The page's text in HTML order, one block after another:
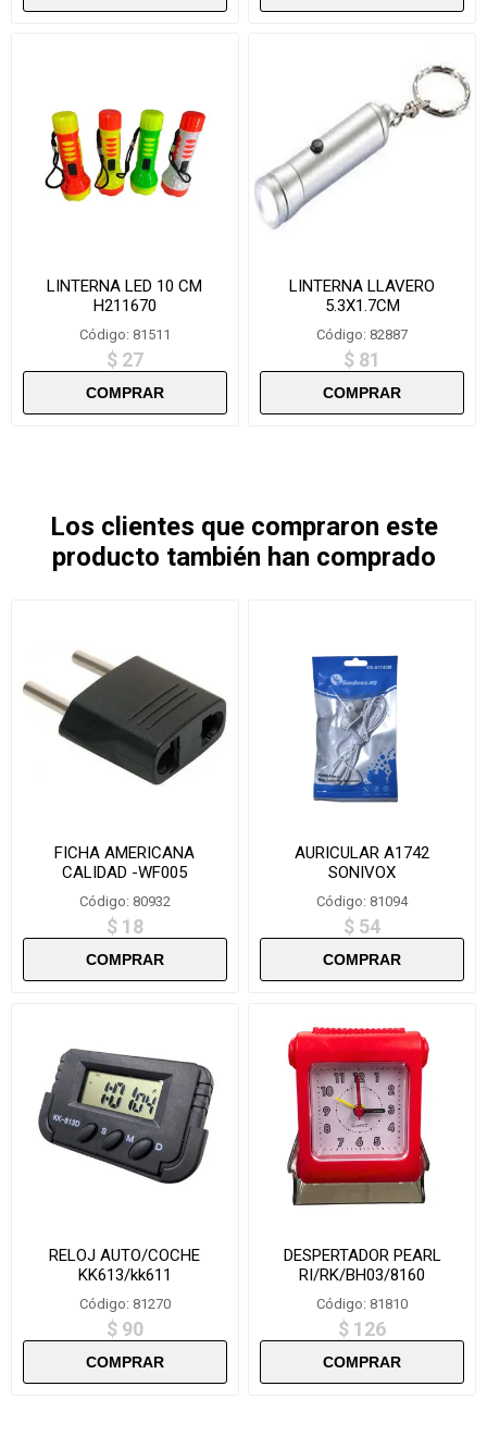
LINTERNA LED 10 CM
H211670
Código: 81511
$ 27
LINTERNA LLAVERO
5.3X1.7CM
Código: 82887
$ 81
Los clientes que compraron este
producto también han comprado
FICHA AMERICANA
CALIDAD -WF005
Código: 80932
$ 18
AURICULAR A1742
SONIVOX
Código: 81094
$ 54
RELOJ AUTO/COCHE
KK613/kk611
Código: 81270
$ 90
DESPERTADOR PEARL
RI/RK/BH03/8160
Código: 81810
$ 126